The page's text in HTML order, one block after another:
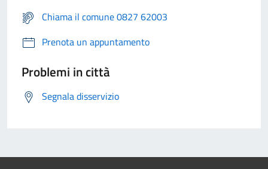
Chiama il comune 0827 62003
Prenota un appuntamento
Problemi in città
Segnala disservizio